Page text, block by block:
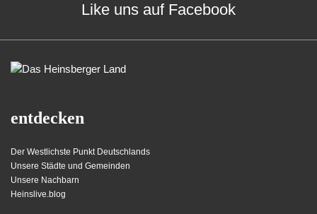
Like uns auf Facebook
entdecken
Der Westlichste Punkt Deutschlands
Unsere Städte und Gemeinden
Unsere Nachbarn
Heinslive.blog